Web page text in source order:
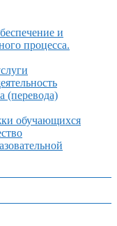
и
процесса.
(перевода)
обучающихся